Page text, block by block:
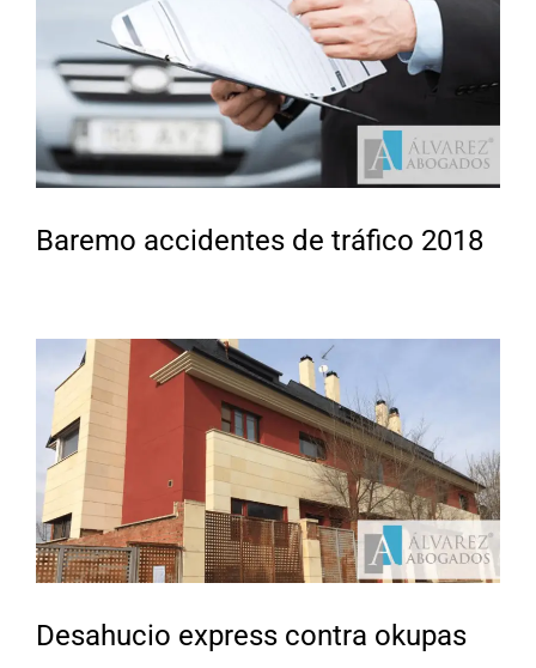
Baremo accidentes de tráfico 2018
Desahucio express contra okupas